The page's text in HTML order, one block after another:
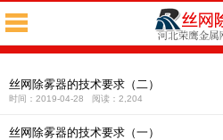
丝网除雾器的技术要求（二）
时间：2019-04-28 阅读：2,204
丝网除雾器的技术要求（一）